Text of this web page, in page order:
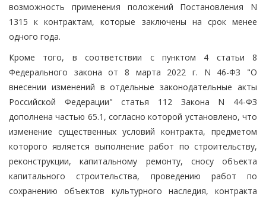
возможность применения положений Постановления N
1315 к контрактам, которые заключены на срок менее
одного года.
Кроме того, в соответствии с пунктом 4 статьи 8
Федерального закона от 8 марта 2022 г. N 46-ФЗ "О
внесении изменений в отдельные законодательные акты
Российской Федерации" статья 112 Закона N 44-ФЗ
дополнена частью 65.1, согласно которой установлено, что
изменение существенных условий контракта, предметом
которого является выполнение работ по строительству,
реконструкции, капитальному ремонту, сносу объекта
капитального строительства, проведению работ по
сохранению объектов культурного наследия, контракта